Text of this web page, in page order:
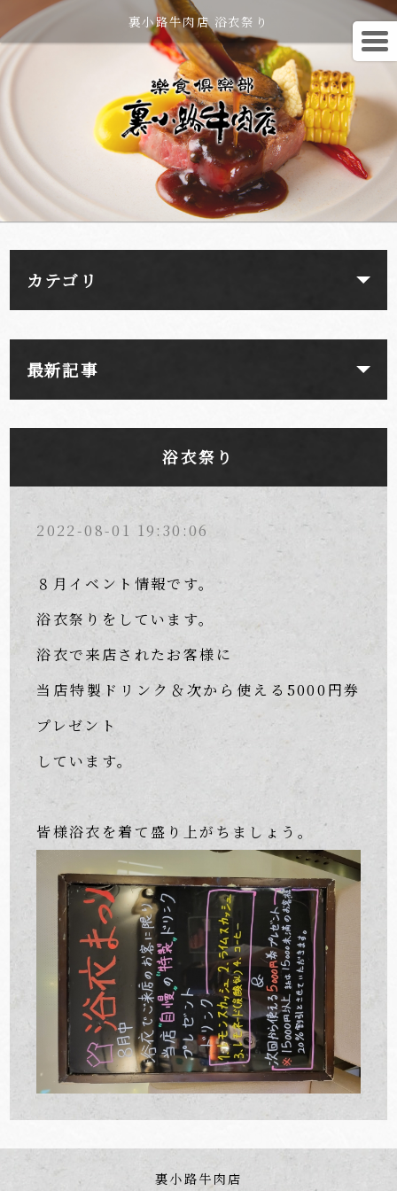
裏小路牛肉店 浴衣祭り
カテゴリ
最新記事
浴衣祭り
2022-08-01 19:30:06
８月イベント情報です。
浴衣祭りをしています。
浴衣で来店されたお客様に
当店特製ドリンク＆次から使える5000円券
プレゼント
しています。
皆様浴衣を着て盛り上がちましょう。
裏小路牛肉店